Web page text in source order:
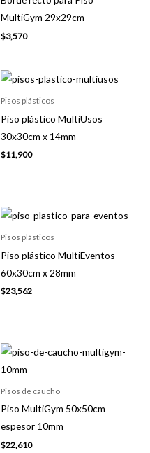
MultiGym 29x29cm
$3,570
Pisos plásticos
Piso plástico MultiUsos
30x30cm x 14mm
$11,900
Pisos plásticos
Piso plástico MultiEventos
60x30cm x 28mm
$23,562
Pisos de caucho
Piso MultiGym 50x50cm
espesor 10mm
$22,610